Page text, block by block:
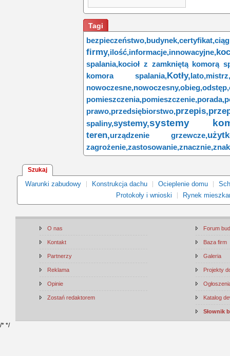
Tagi
bezpieczeństwo,budynek,certyfikat,
firmy,ilość,informacje,innowacyjne,
spalania,kocioł z zamkniętą komorą
komora spalania,Kotły,lato,mistrz,
nowoczesne,nowoczesny,obieg,odstęp,
pomieszczenia,pomieszczenie,porada,
prawo,przedsiębiorstwo,przepis,
spaliny,systemy,systemy
teren,urządzenie grzewcze,
zagrożenie,zastosowanie,znacznie,
Szukaj
Warunki zabudowy Konstrukcja dachu Ocieplenie domu
Protokoły i wnioski
Rynek
O nas
Kontakt
Partnerzy
Reklama
Opinie
Zostań redaktorem
Forum
Baza firm
Galeria
Projekty
Katalog
Słownik
/* */